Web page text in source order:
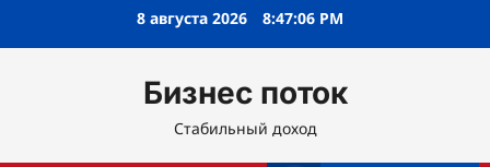
8 августа 2026 8:47:08 PM
Бизнес поток
Стабильный доход